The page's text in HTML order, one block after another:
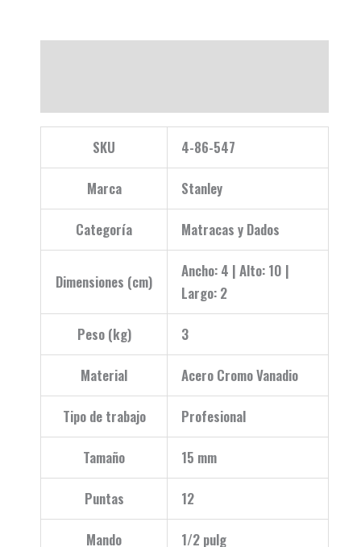
SKU 4-86-547
Marca Stanley
Categoría Matracas y Dados
Dimensiones (cm)
Ancho: 4 | Alto: 10 |
Largo: 2
Peso (kg) 3
Material Acero Cromo Vanadio
Tipo de trabajo Profesional
Tamaño 15 mm
Puntas 12
Mando 1/2 pulg